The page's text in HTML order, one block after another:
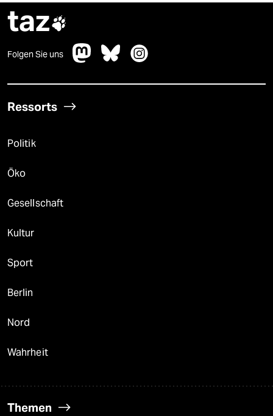
taz
Folgen Sie uns
Ressorts
Politik
Öko
Gesellschaft
Kultur
Sport
Berlin
Nord
Wahrheit
Themen